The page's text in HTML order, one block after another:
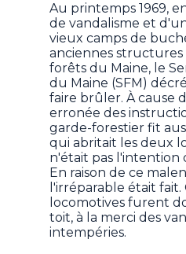
Au printemps 1969,
de vandalisme et
vieux camps de
anciennes structures
forêts du Maine, le
du Maine (SFM)
faire brûler. À cause
erronée des
garde-forestier fit
qui abritait les deux
n'était pas l'intention
En raison de ce
l'irréparable était fait.
locomotives furent
toit, à la merci des
intempéries.